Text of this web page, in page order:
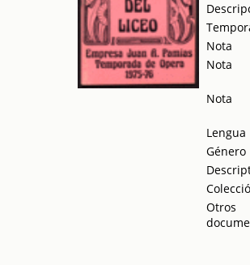
Nota
Nota
Nota
Lengua
Género
Otros